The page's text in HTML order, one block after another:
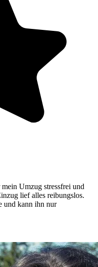
Umzug stressfrei und
lief alles reibungslos.
und kann ihn nur